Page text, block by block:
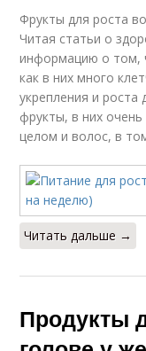
Фрукты для роста
Читая статьи о
информацию о том,
как в них много
укрепления и роста
фрукты, в них
целом и волос, в
Читать дальше →
Продукты